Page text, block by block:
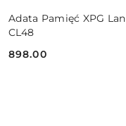
Adata Pamięć XPG
CL48
Cena:
898.00